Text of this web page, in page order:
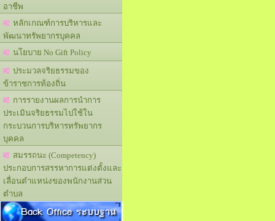
อาชีพ
หลักเกณฑ์การบริหารและ
พัฒนาทรัพยากรบุคคล
นโยบาย No Gift Policy
ประมวลจริยธรรมของ
ข้าราชการท้องถิ่น
การรายงานผลการนำการ
ประเมินจริยธรรมไปใช้ใน
กระบวนการบริหารทรัพยากร
บุคคล
สมรรถนะ (Competency)
ประกอบการสรรหาการแต่งตั้งและ
เลื่อนตำแหน่งของพนักงานส่วน
ตำบล
Back Office ระบบฐาน